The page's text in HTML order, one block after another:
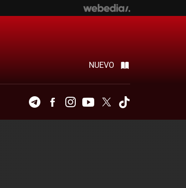
NUEVO
TelegramFacebookInstagramYoutubeTwitter